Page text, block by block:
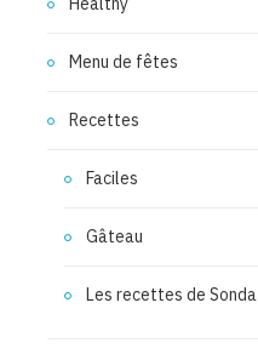
Menu de fêtes
Recettes
Faciles
Gâteau
Les recettes de Sonda